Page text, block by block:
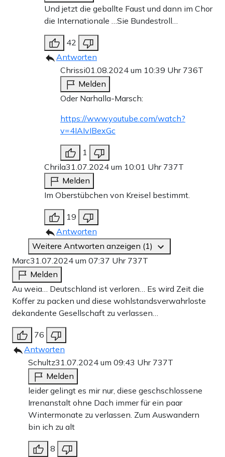
Und jetzt die geballte Faust und dann im Chor
die Internationale …Sie Bundestroll…
42
Antworten
Chrissi01.08.2024 um 10:39 Uhr 736T
Melden
Oder Narhalla-Marsch:
https://www.youtube.com/watch?
v=4IAIvIBexGc
1
Chrila31.07.2024 um 10:01 Uhr 737T
Melden
Im Oberstübchen von Kreisel bestimmt.
19
Antworten
Weitere Antworten anzeigen (1)
Marc31.07.2024 um 07:37 Uhr 737T
Melden
Au weia… Deutschland ist verloren… Es wird Zeit die
Koffer zu packen und diese wohlstandsverwahrloste
dekandente Gesellschaft zu verlassen…
76
Antworten
Schultz31.07.2024 um 09:43 Uhr 737T
Melden
leider gelingt es mir nur, diese geschschlossene
Irrenanstalt ohne Dach immer für ein paar
Wintermonate zu verlassen. Zum Auswandern
bin ich zu alt
8